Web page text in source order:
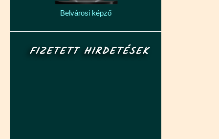
Belvárosi képző
FIZETETT HIRDETÉSEK